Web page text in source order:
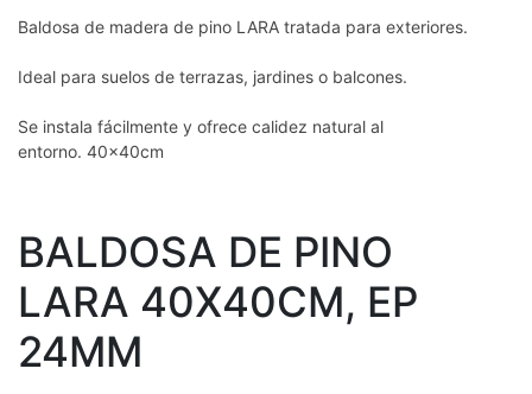
Baldosa de madera de pino LARA tratada para exteriores.
Ideal para suelos de terrazas, jardines o balcones.
Se instala fácilmente y ofrece calidez natural al
entorno. 40x40cm
BALDOSA DE PINO
LARA 40X40CM, EP
24MM